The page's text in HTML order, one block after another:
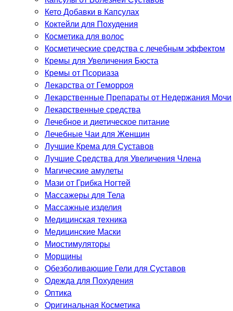
Кето Добавки в Капсулах
Коктейли для Похудения
Косметика для волос
Косметические средства с лечебным эффектом
Кремы для Увеличения Бюста
Кремы от Псориаза
Лекарства от Геморроя
Лекарственные Препараты от Недержания Мочи
Лекарственные средства
Лечебное и диетическое питание
Лечебные Чаи для Женщин
Лучшие Крема для Суставов
Лучшие Средства для Увеличения Члена
Магические амулеты
Мази от Грибка Ногтей
Массажеры для Тела
Массажные изделия
Медицинская техника
Медицинские Маски
Миостимуляторы
Морщины
Обезболивающие Гели для Суставов
Одежда для Похудения
Оптика
Оригинальная Косметика